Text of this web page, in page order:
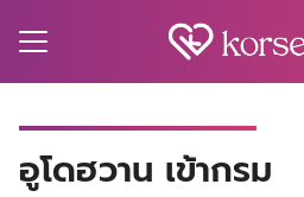
อูโดฮวาน เข้ากรม